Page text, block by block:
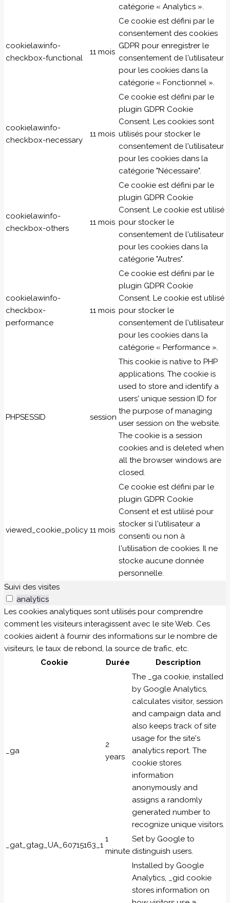
catégorie « Analytics ».
cookielawinfo-
checkbox-functional
11 mois
Ce cookie est défini par le
consentement des cookies
GDPR pour enregistrer le
consentement de l'utilisateur
pour les cookies dans la
catégorie « Fonctionnel ».
cookielawinfo-
checkbox-necessary
11 mois
Ce cookie est défini par le
plugin GDPR Cookie
Consent. Les cookies sont
utilisés pour stocker le
consentement de l'utilisateur
pour les cookies dans la
catégorie "Nécessaire".
cookielawinfo-
checkbox-others
11 mois
Ce cookie est défini par le
plugin GDPR Cookie
Consent. Le cookie est utilisé
pour stocker le
consentement de l'utilisateur
pour les cookies dans la
catégorie "Autres".
cookielawinfo-
checkbox-
performance
11 mois
Ce cookie est défini par le
plugin GDPR Cookie
Consent. Le cookie est utilisé
pour stocker le
consentement de l'utilisateur
pour les cookies dans la
catégorie « Performance ».
PHPSESSID session
This cookie is native to PHP
applications. The cookie is
used to store and identify a
users' unique session ID for
the purpose of managing
user session on the website.
The cookie is a session
cookies and is deleted when
all the browser windows are
closed.
viewed_cookie_policy 11 mois
Ce cookie est défini par le
plugin GDPR Cookie
Consent et est utilisé pour
stocker si l'utilisateur a
consenti ou non à
l'utilisation de cookies. Il ne
stocke aucune donnée
personnelle.
Suivi des visites
analytics
Les cookies analytiques sont utilisés pour comprendre
comment les visiteurs interagissent avec le site Web. Ces
cookies aident à fournir des informations sur le nombre de
visiteurs, le taux de rebond, la source de trafic, etc.
Cookie
Durée Description
_ga
2
years
The _ga cookie, installed
by Google Analytics,
calculates visitor, session
and campaign data and
also keeps track of site
usage for the site's
analytics report. The
cookie stores
information
anonymously and
assigns a randomly
generated number to
recognize unique visitors.
_gat_gtag_UA_60715163_1
1
minute
Set by Google to
distinguish users.
Installed by Google
Analytics, _gid cookie
stores information on